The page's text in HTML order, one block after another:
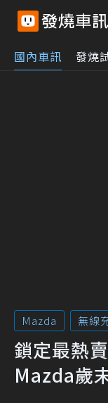
國內車訊 發燒
Mazda 無線
鎖定最熱
Mazda歲